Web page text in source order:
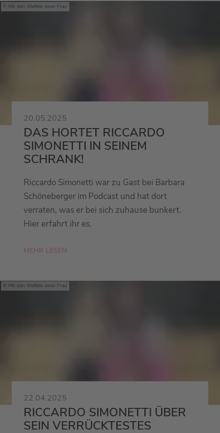
Mit den Waffeln einer Frau
20.05.2025
DAS HORTET RICCARDO
SIMONETTI IN SEINEM
SCHRANK!
Riccardo Simonetti war zu Gast bei Barbara
Schöneberger im Podcast und hat dort
verraten, was er bei sich zuhause bunkert.
Hier erfahrt ihr es.
MEHR LESEN
Mit den Waffeln einer Frau
22.04.2025
RICCARDO SIMONETTI ÜBER
SEIN VERRÜCKTESTES